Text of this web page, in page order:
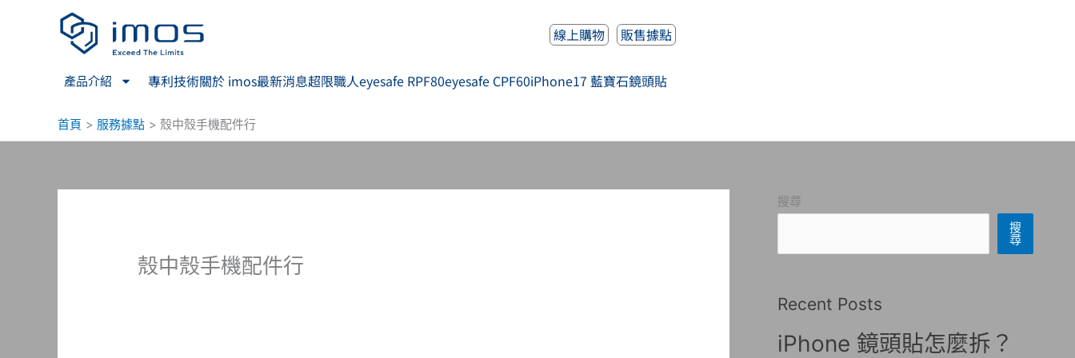
線上購物 販售據點
產品介紹 專利技術關於 imos最新消息超限職人eyesafe RPF80eyesafe CPF60iPhone17 藍寶石鏡頭貼
首頁 服務據點 殼中殼手機配件行
殼中殼手機配件行
搜尋
搜
尋
Recent Posts
iPhone 鏡頭貼怎麼拆？